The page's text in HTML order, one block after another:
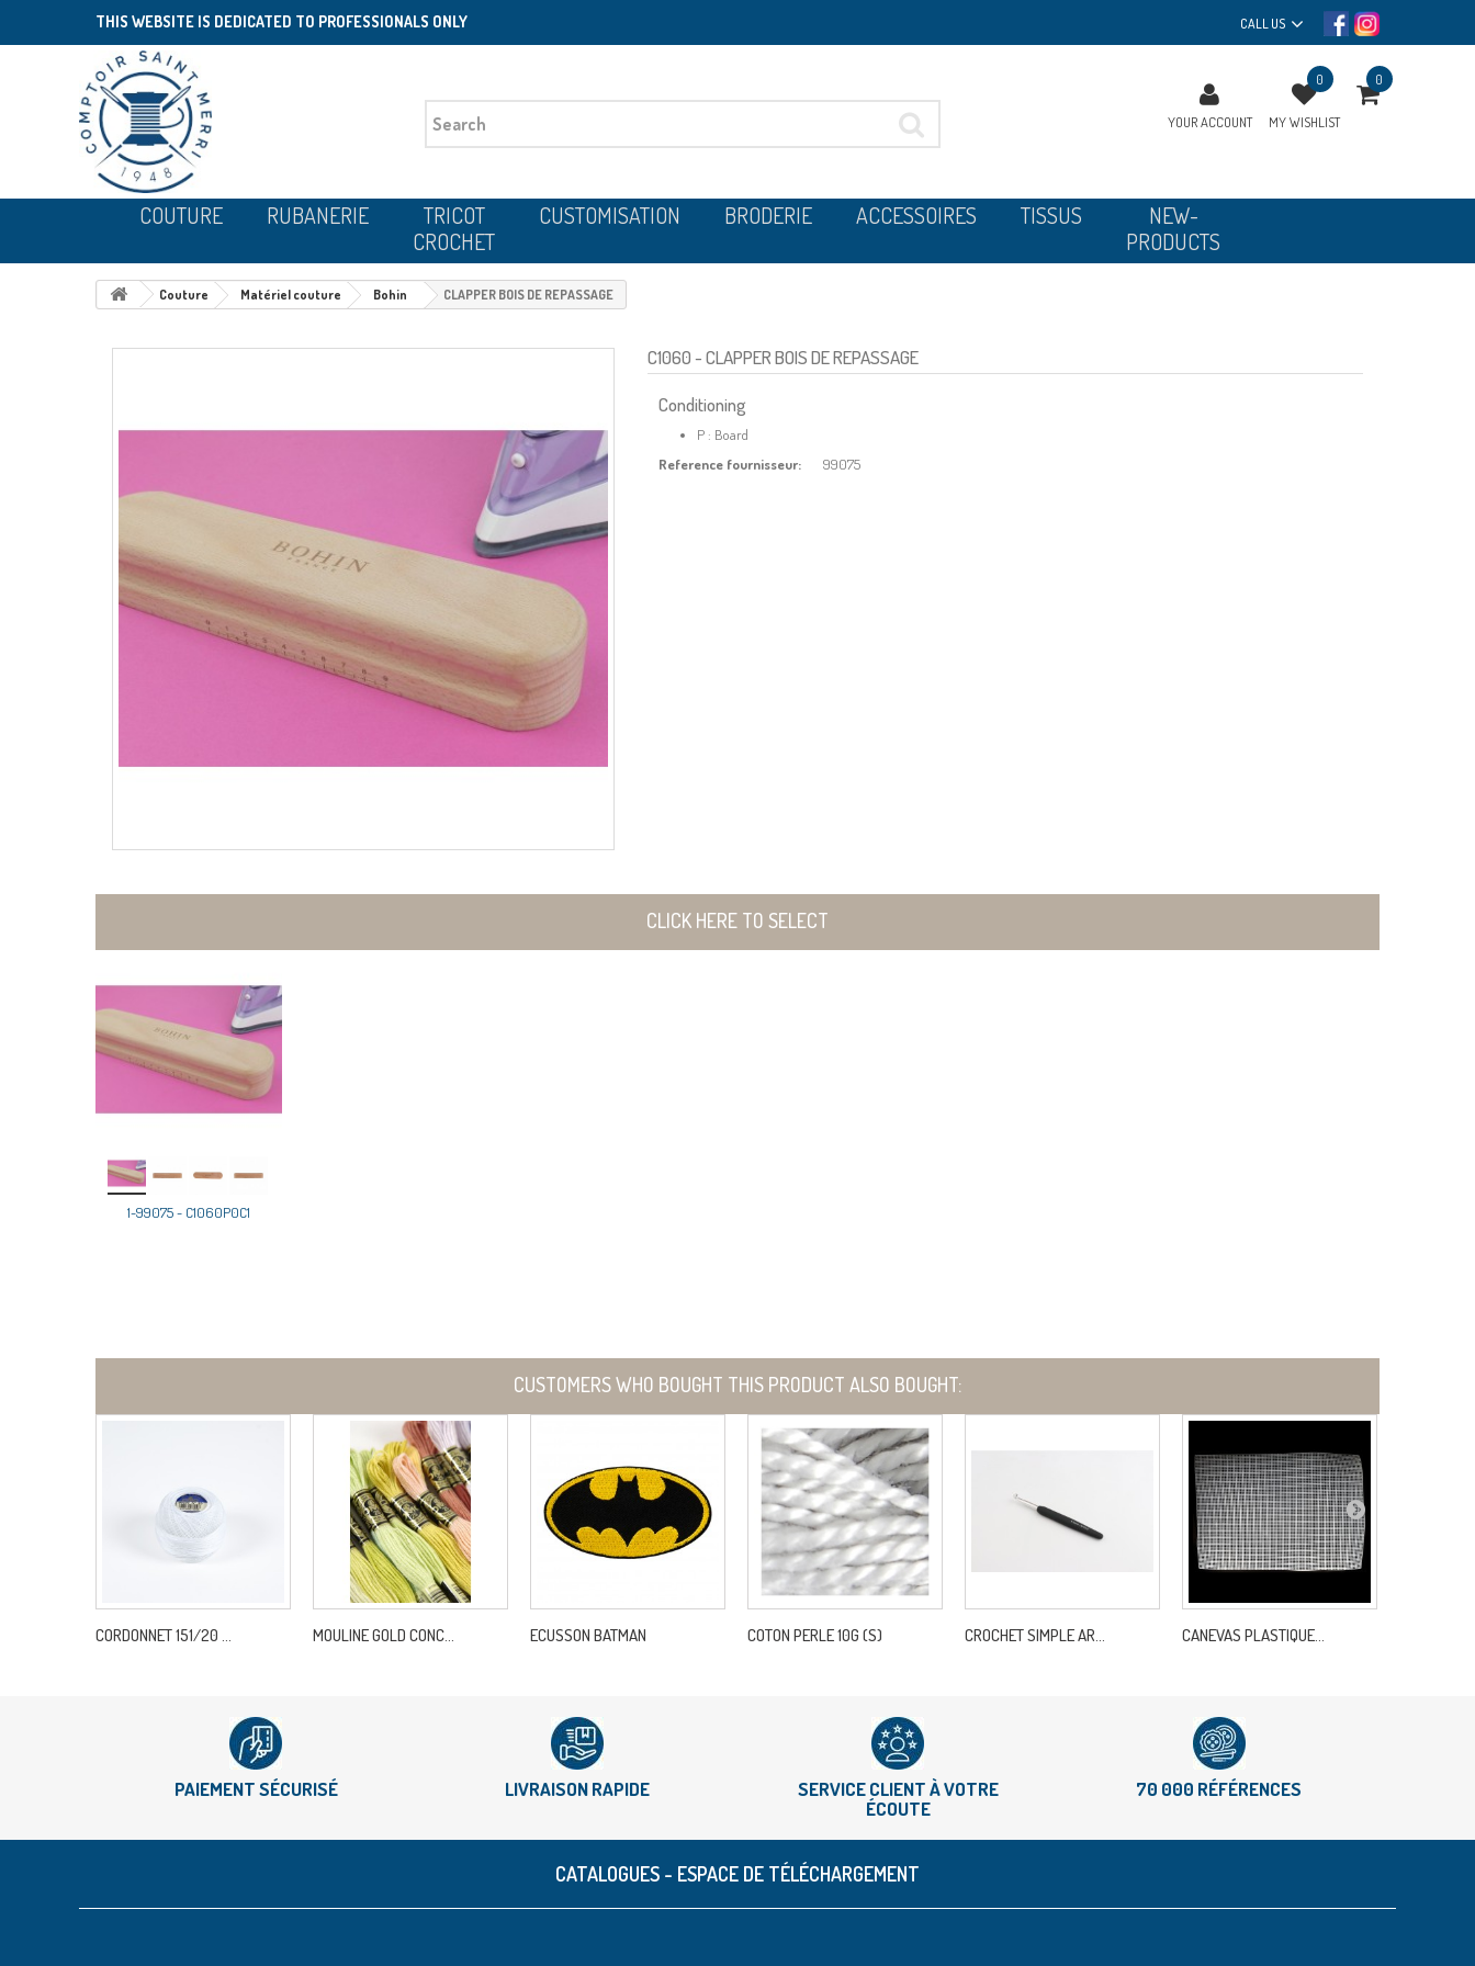
THIS WEBSITE IS DEDICATED TO PROFESSIONALS ONLY CALL US
YOUR ACCOUNT
0
MY WISHLIST
0
COUTURE RUBANERIE
TRICOT
CROCHET
CUSTOMISATION BRODERIE ACCESSOIRES TISSUS
NEW-
PRODUCTS
Couture Matériel couture Bohin CLAPPER BOIS DE REPASSAGE
C1060- CLAPPER BOIS DE REPASSAGE
Conditioning
P : Board
Reference fournisseur:
99075
CLICK HERE TO SELECT
1-99075 - C1060P0C1
CUSTOMERS WHO BOUGHT THIS PRODUCT ALSO BOUGHT:
CORDONNET 151/20 ... MOULINE GOLD CONC... ECUSSON BATMAN COTON PERLE 10G (S) CROCHET SIMPLE AR... CANEVAS PLASTIQUE...
PAIEMENT SÉCURISÉ LIVRAISON RAPIDE
SERVICE CLIENT À VOTRE
ÉCOUTE
70 000 RÉFÉRENCES
CATALOGUES - ESPACE DE TÉLÉCHARGEMENT